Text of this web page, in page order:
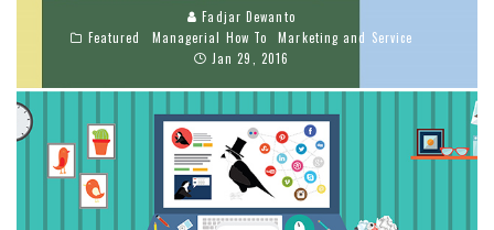
Fadjar Dewanto
Featured
Managerial How To
Marketing and Service
Jan 29, 2016